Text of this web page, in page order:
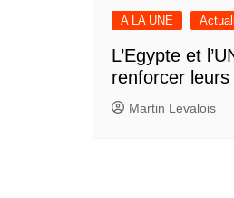
A LA UNE
L’Egypte et
renforcer
Martin Levalois